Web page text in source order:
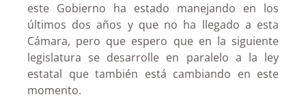
este Gobierno ha estado manejando en los
últimos dos años y que no ha llegado a esta
Cámara, pero que espero que en la siguiente
legislatura se desarrolle en paralelo a la ley
estatal que también está cambiando en este
momento.